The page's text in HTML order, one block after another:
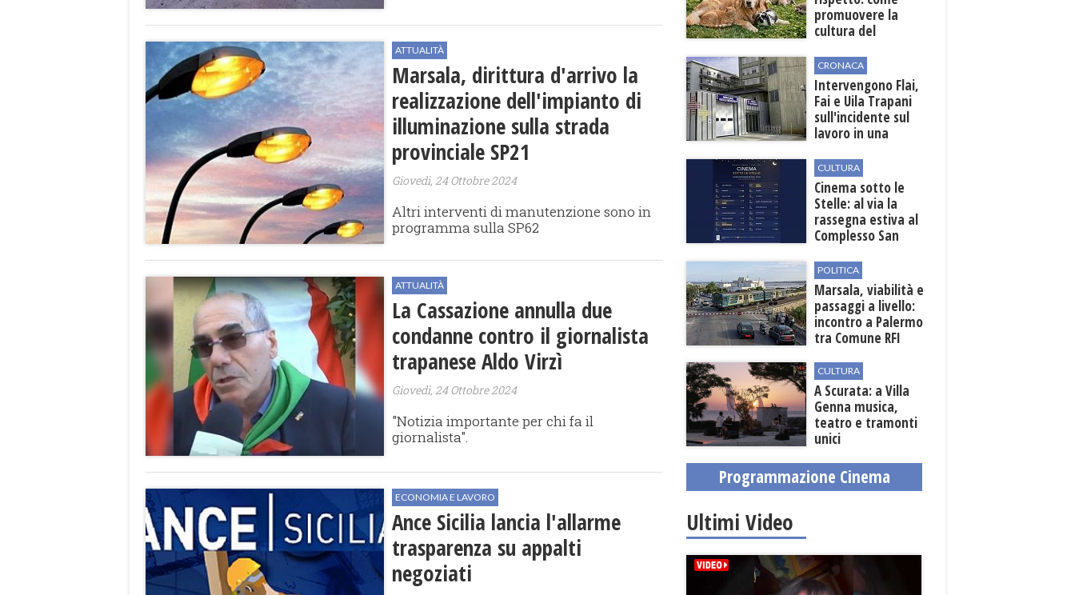
ATTUALITÀ
Marsala, dirittura d'arrivo la
realizzazione dell'impianto di
illuminazione sulla strada
provinciale SP21
Giovedì, 24 Ottobre 2024
Altri interventi di manutenzione sono in
programma sulla SP62
ATTUALITÀ
La Cassazione annulla due
condanne contro il giornalista
trapanese Aldo Virzì
Giovedì, 24 Ottobre 2024
"Notizia importante per chi fa il
giornalista".
ECONOMIA E LAVORO
Ance Sicilia lancia l'allarme
trasparenza su appalti
negoziati
promuovere la
cultura del
dopo la Legge
82/2025
CRONACA
Intervengono Flai,
Fai e Uila Trapani
sull'incidente sul
lavoro in una
del Vallo
CULTURA
Cinema sotto le
Stelle: al via la
rassegna estiva al
Complesso San
POLITICA
Marsala, viabilità e
passaggi a livello:
incontro a Palermo
tra Comune RFI
CULTURA
A Scurata: a Villa
Genna musica,
teatro e tramonti
unici
Programmazione Cinema
Ultimi Video